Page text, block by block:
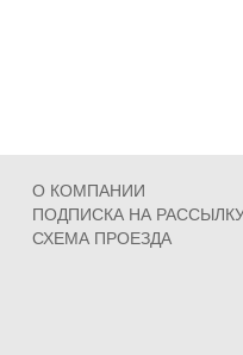
О КОМПАНИИ
ПОДПИСКА НА
СХЕМА ПРОЕЗДА